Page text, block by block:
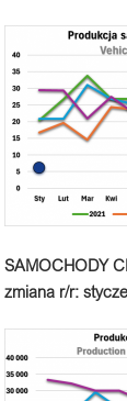
SAMOCHODY
zmiana r/r: